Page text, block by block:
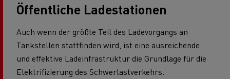
Öffentliche Ladestationen
Auch wenn der größte Teil des Ladevorgangs an
Tankstellen stattfinden wird, ist eine ausreichende
und effektive Ladeinfrastruktur die Grundlage für die
Elektrifizierung des Schwerlastverkehrs.